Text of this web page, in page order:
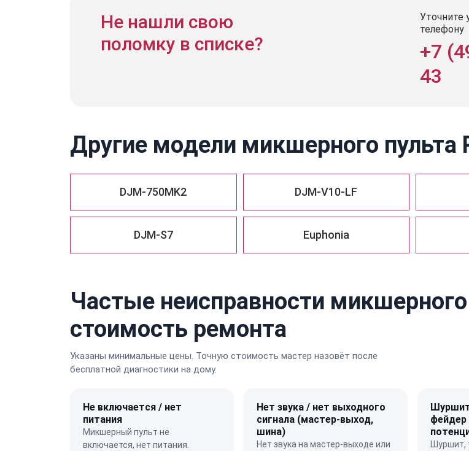
Не нашли свою
поломку в списке?
Уточните
телефону
+7
43
Другие модели микшерного пульта
DJM-750MK2 DJM-V10-LF
DJM-S7 Euphonia
Частые неисправности микшерного
стоимость ремонта
Указаны минимальные цены. Точную стоимость мастер назовёт после
бесплатной диагностики на дому.
Не включается / нет
питания
Микшерный пульт не
включается, нет питания.
Нет звука / нет выходного
сигнала (мастер-выход,
шина)
Нет звука на мастер-выходе или
фейдер
Шуршит,